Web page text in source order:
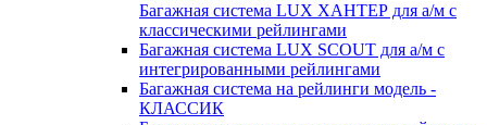
Багажная система LUX ХАНТЕР для а/м с
классическими рейлингами
Багажная система LUX SCOUT для а/м с
интегрированными рейлингами
Багажная система на рейлинги модель -
КЛАССИК